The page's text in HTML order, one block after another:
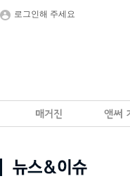
로그인해 주세요